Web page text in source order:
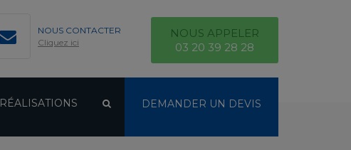
NOUS CONTACTER
Cliquez ici
NOUS APPELER
03 20 39 28 28
RÉALISATIONS DEMANDER UN DEVIS